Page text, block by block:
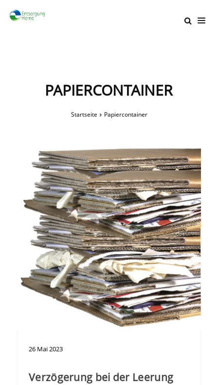
PAPIERCONTAINER
Startseite Papiercontainer
26 Mai2023
Verzögerung bei der Leerung